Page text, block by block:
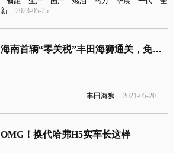
新
2023-05-25
海南首辆“零关税”丰田海狮通关，免税8万4
丰田海狮 2021-05-20
OMG！换代哈弗H5实车长这样